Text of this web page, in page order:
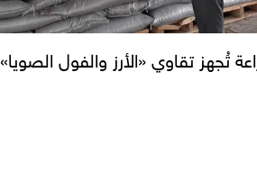
تُجهز تقاوي «الأرز والفول الصويا»